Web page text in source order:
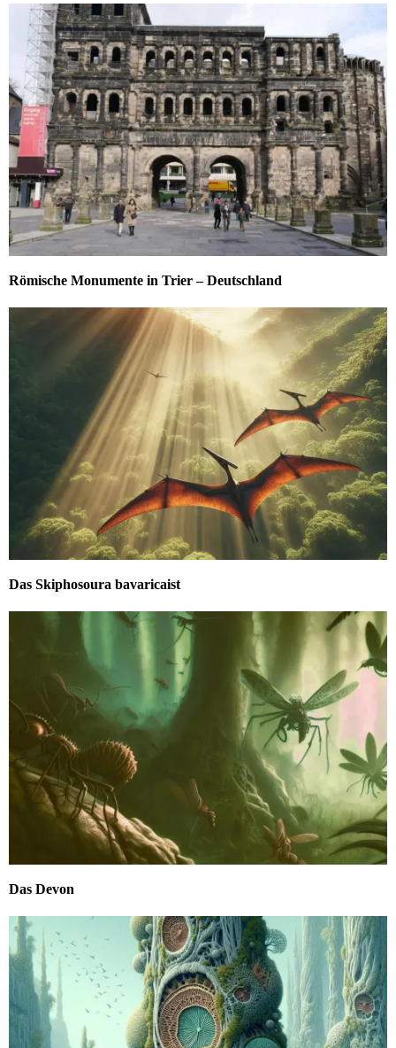
Römische Monumente in Trier – Deutschland
Das Skiphosoura bavaricaist
Das Devon